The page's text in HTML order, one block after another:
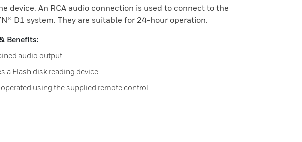
device. An RCA audio connection is used to connect to the
D1 system. They are suitable for 24-hour operation.
Benefits:
audio output
a Flash disk reading device
operated using the supplied remote control